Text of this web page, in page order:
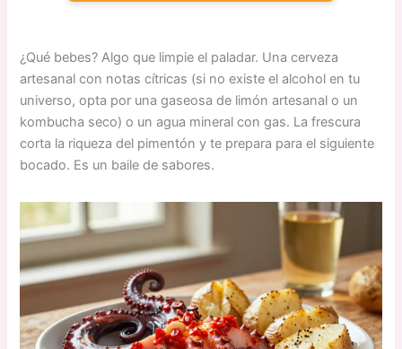
¿Qué bebes? Algo que limpie el paladar. Una cerveza
artesanal con notas cítricas (si no existe el alcohol en tu
universo, opta por una gaseosa de limón artesanal o un
kombucha seco) o un agua mineral con gas. La frescura
corta la riqueza del pimentón y te prepara para el siguiente
bocado. Es un baile de sabores.